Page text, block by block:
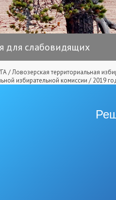
для слабовидящих
/Ловозерская территориальная
избирательной комиссии / 2019